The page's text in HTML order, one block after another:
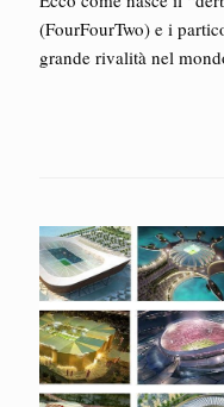
(FourFourTwo) e i
grande rivalità nel